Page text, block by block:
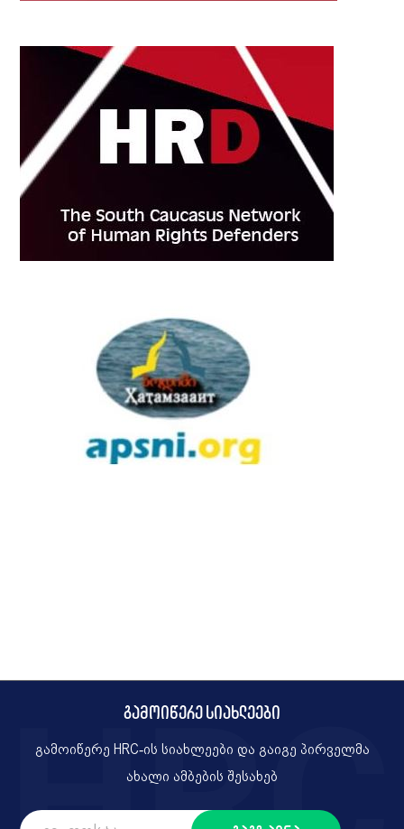
გამოიწერე სიახლეები
გამოიწერე HRC-ის სიახლეები და გაიგე პირველმა
ახალი ამბების შესახებ